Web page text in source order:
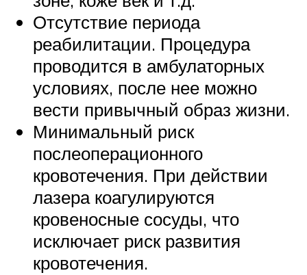
Отсутствие периода
реабилитации. Процедура
проводится в амбулаторных
условиях, после нее можно
вести привычный образ жизни.
Минимальный риск
послеоперационного
кровотечения. При действии
лазера коагулируются
кровеносные сосуды, что
исключает риск развития
кровотечения.